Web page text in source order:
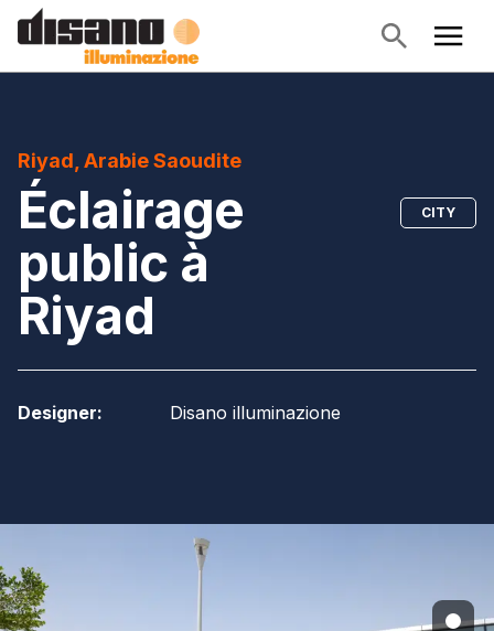
Riyad, Arabie Saoudite
Éclairage
public à
Riyad
CITY
Designer: Disano illuminazione